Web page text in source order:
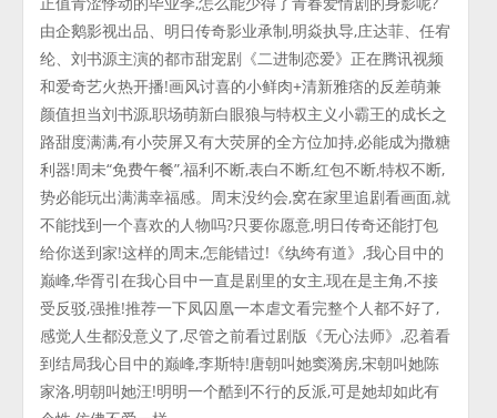
由企鹅影视出品、明日传奇影业承制,明焱执导,庄达菲、任宥
纶、刘书源主演的都市甜宠剧《二进制恋爱》正在腾讯视频
和爱奇艺火热开播!画风讨喜的小鲜肉+清新雅痞的反差萌兼
颜值担当刘书源,职场萌新白眼狼与特权主义小霸王的成长之
路甜度满满,有小荧屏又有大荧屏的全方位加持,必能成为撒糖
利器!周未“免费午餐”,福利不断,表白不断,红包不断,特权不断,
势必能玩出满满幸福感。周末没约会,窝在家里追剧看画面,就
不能找到一个喜欢的人物吗?只要你愿意,明日传奇还能打包
给你送到家!这样的周末,怎能错过!《纨绔有道》,我心目中的
巅峰,华胥引在我心目中一直是剧里的女主,现在是主角,不接
受反驳,强推!推荐一下凤囚凰一本虐文看完整个人都不好了,
感觉人生都没意义了,尽管之前看过剧版《无心法师》,忍着看
到结局我心目中的巅峰,李斯特!唐朝叫她窦漪房,宋朝叫她陈
家洛,明朝叫她汪!明明一个酷到不行的反派,可是她却如此有